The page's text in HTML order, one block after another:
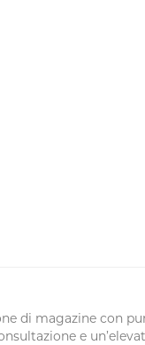
di magazine con
e